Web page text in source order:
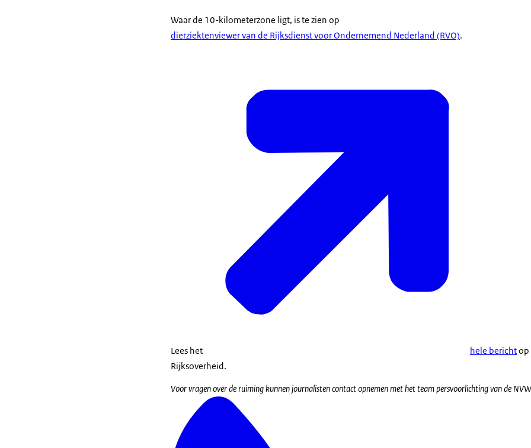
Waar de 10-kilometerzone ligt, is te zien op
dierziektenviewer van de Rijksdienst voor Ondernemend Nederland (RVO).
Lees het hele berichtop
Rijksoverheid.
Voor vragen over de ruiming kunnen journalisten contact opnemen met het team persvoorlichting van de